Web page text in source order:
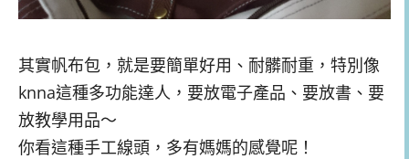
其實帆布包，就是要簡單好用、耐髒耐重，特別像
knna這種多功能達人，要放電子產品、要放書、要
放教學用品～
你看這種手工線頭，多有媽媽的感覺呢！